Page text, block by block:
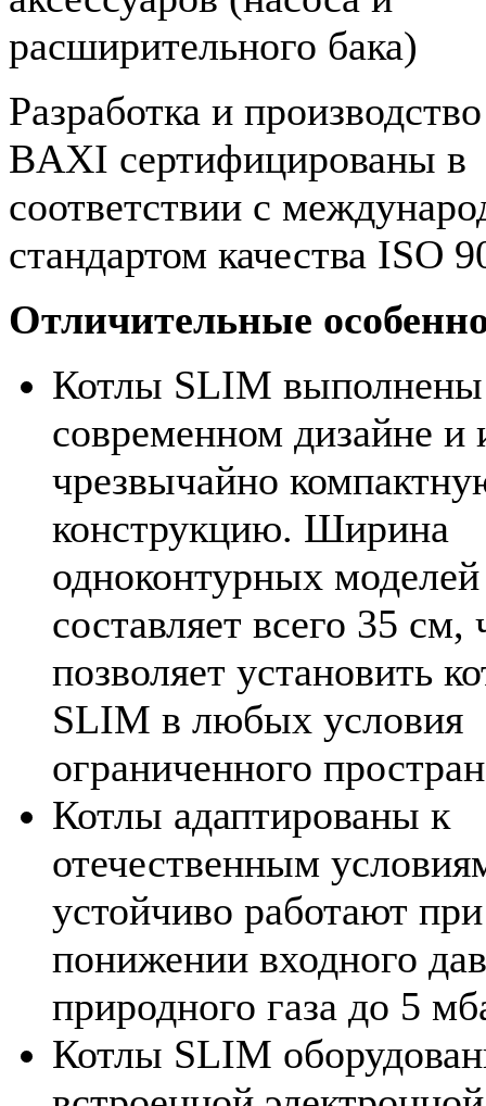
расширительного бака)
Разработка и
BAXI сертифицированы в
соответствии с
стандартом качества ISO
Отличительные
Котлы SLIM
современном дизайне и
чрезвычайно
конструкцию. Ширина
одноконтурных моделей
составляет всего 35 см,
позволяет установить
SLIM в любых условия
ограниченного
Котлы адаптированы к
отечественным
устойчиво работают при
понижении входного
природного газа до 5
Котлы SLIM